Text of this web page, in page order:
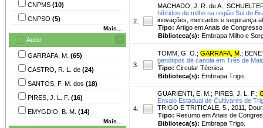
CNPMS (10)
CNPSO (5)
Mais...
Autor
GARRAFA, M. (65)
CASTRO, R. L. de (24)
SANTOS, F. M. dos (18)
PIRES, J. L. F. (16)
EMYGDIO, B. M. (14)
Mais...
2.
MACHADO, J. R. de A. ;
híbridos de milho na região Sul do
inovações, mercados e segurança
Tipo: Artigo em Anais de Congresso
Biblioteca(s): Embrapa Milho e
3.
TOMM, G. O. ; GARRAFA, M ;
genótipos de canola em Três de
Tipo: Circular Técnica
Biblioteca(s): Embrapa Trigo.
4.
GUARIENTI, E. M. ; PIRES, J. L. F. ;
Ensaio Estadual de Cultivares de
TRIGO E TRITICALE, 5., 2011,
Tipo: Resumo em Anais de
Biblioteca(s): Embrapa Trigo.